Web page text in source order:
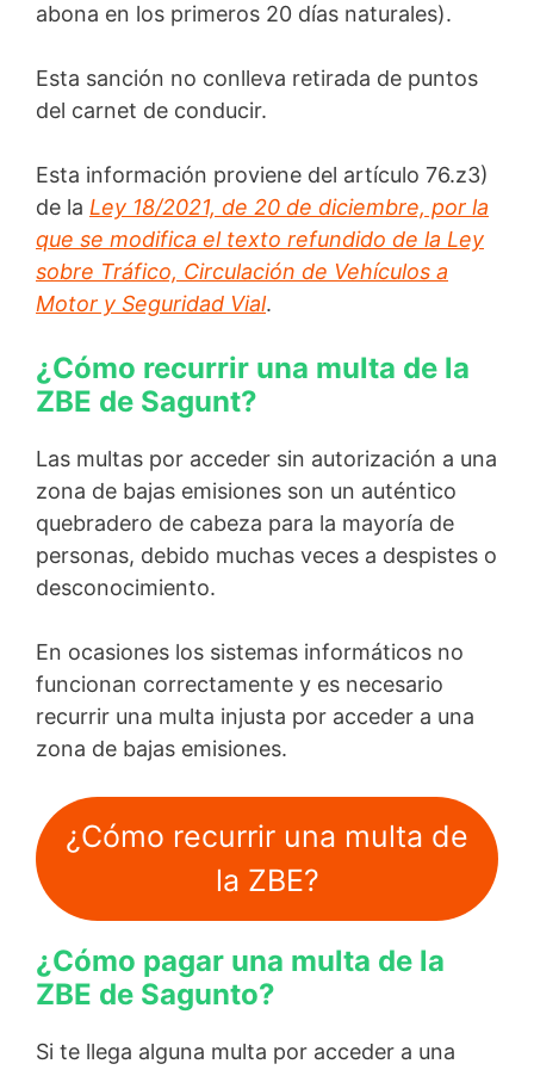
abona en los primeros 20 días naturales).
Esta sanción no conlleva retirada de puntos
del carnet de conducir.
Esta información proviene del artículo 76.z3)
de la Ley 18/2021, de 20 de diciembre, por la
que se modifica el texto refundido de la Ley
sobre Tráfico, Circulación de Vehículos a
Motor y Seguridad Vial.
¿Cómo recurrir una multa de la
ZBE de Sagunt?
Las multas por acceder sin autorización a una
zona de bajas emisiones son un auténtico
quebradero de cabeza para la mayoría de
personas, debido muchas veces a despistes o
desconocimiento.
En ocasiones los sistemas informáticos no
funcionan correctamente y es necesario
recurrir una multa injusta por acceder a una
zona de bajas emisiones.
¿Cómo recurrir una multa de
la ZBE?
¿Cómo pagar una multa de la
ZBE de Sagunto?
Si te llega alguna multa por acceder a una